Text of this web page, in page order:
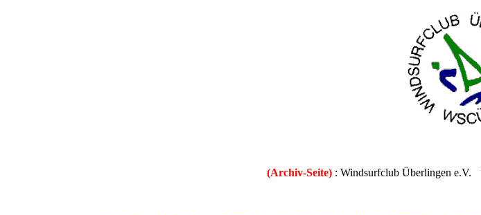
(Archiv-Seite) : Windsurfclub Überlingen e.V.